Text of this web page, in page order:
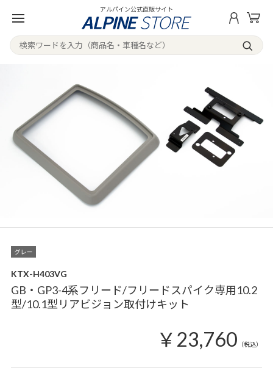
アルパイン公式直販サイト
KTX-H403VG
GB・GP3-4系フリード/フリードスパイク専用10.2
型/10.1型リアビジョン取付けキット
￥23,760 （税込）